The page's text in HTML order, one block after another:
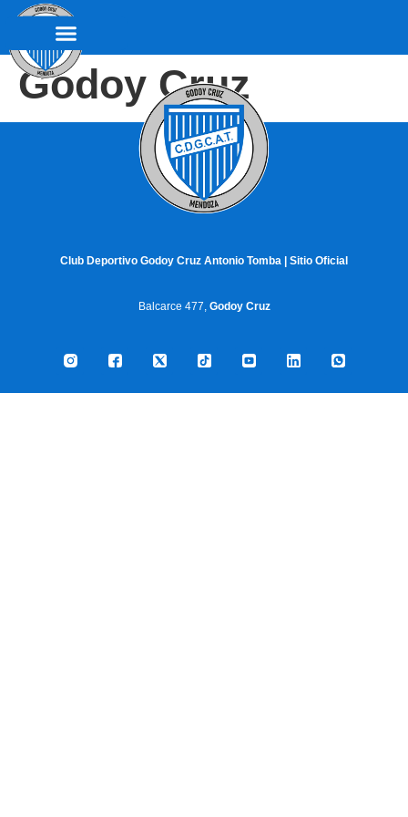
Godoy Cruz
Club Deportivo Godoy Cruz Antonio Tomba | Sitio Oficial
Balcarce 477, Godoy Cruz